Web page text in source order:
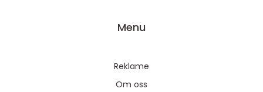
Menu
Reklame
Om oss